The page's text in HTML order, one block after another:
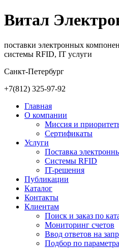
Витал
поставки электронных
системы RFID, IT услуги
Санкт-Петербург
+7(812) 325-97-92
Главная
О компании
Миссия и
Сертификаты
Услуги
Поставка
Cистемы RFID
IT-решения
Публикации
Каталог
Контакты
Клиентам
Поиск и заказ по
Мониторинг счетов
Ввод ответов на
Подбор по